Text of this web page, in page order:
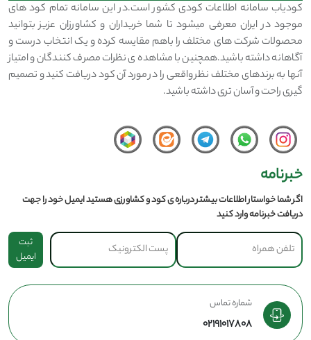
کودیاب سامانه اطلاعات کودی کشور است.در این سامانه تمام کود های
موجود در ایران معرفی میشود تا شما خریداران و کشاورزان عزیز بتوانید
محصولات شرکت های مختلف را باهم مقایسه کرده و یک انتخاب درست و
آگاهانه داشته باشید.همچنین با مشاهده ی نظرات مصرف کنندگان و امتیاز
آنها به برندهای مختلف نظر واقعی را در مورد آن کود دریافت کنید و تصمیم
گیری راحت و آسان تری داشته باشید.
خبرنامه
اگر شما خواستار اطلاعات بیشتر درباره ی کود و کشاورزی هستید ایمیل خود را جهت
دریافت خبرنامه وارد کنید
ثبت
ایمیل
شماره تماس
02191017808